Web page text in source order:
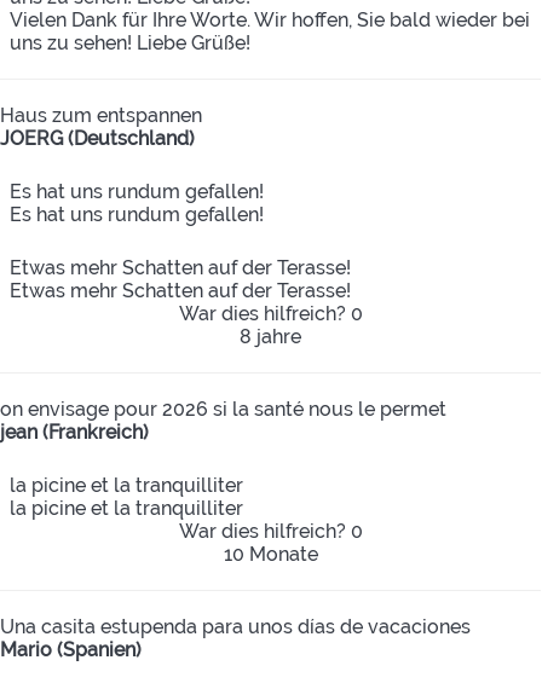
Vielen Dank für Ihre Worte. Wir hoffen, Sie bald wieder bei
uns zu sehen! Liebe Grüße!
Haus zum entspannen
JOERG (Deutschland)
Es hat uns rundum gefallen!
Es hat uns rundum gefallen!
Etwas mehr Schatten auf der Terasse!
Etwas mehr Schatten auf der Terasse!
War dies hilfreich? 0
8 jahre
on envisage pour 2026 si la santé nous le permet
jean (Frankreich)
la picine et la tranquilliter
la picine et la tranquilliter
War dies hilfreich? 0
10 Monate
Una casita estupenda para unos días de vacaciones
Mario (Spanien)